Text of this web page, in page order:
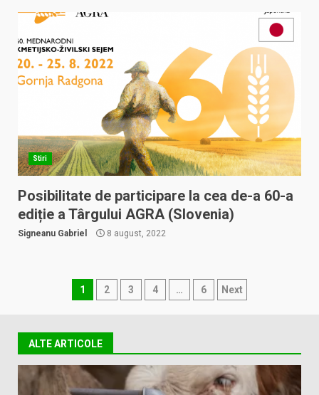
Stiri
Posibilitate de participare la cea de-a 60-a
ediție a Târgului AGRA (Slovenia)
Signeanu Gabriel 8 august, 2022
Paginație
1 2 3 4 … 6 Next
ALTE ARTICOLE